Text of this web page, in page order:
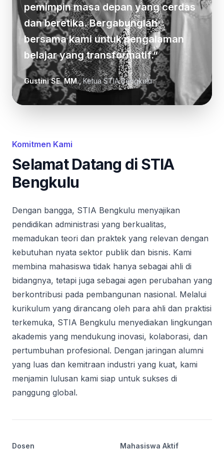
pemimpin masa depan yang cerdas
dan beretika. Bergabunglah
bersama kami untuk pengalaman
belajar yang transformatif.”
Gustini SE. MM., Ketua STIA Bengkulu
Komitmen Kami
Selamat Datang di STIA
Bengkulu
Dengan bangga, STIA Bengkulu menyajikan
pendidikan administrasi yang berkualitas,
memadukan teori dan praktek yang relevan dengan
kebutuhan nyata sektor publik dan bisnis. Kami
membina mahasiswa tidak hanya sebagai ahli di
bidangnya, tetapi juga sebagai agen perubahan yang
berkontribusi pada pembangunan nasional. Melalui
kurikulum yang dirancang oleh para ahli dan praktisi
terkemuka, STIA Bengkulu menyediakan lingkungan
akademis yang mendukung inovasi, kolaborasi, dan
pertumbuhan profesional. Dengan jaringan alumni
yang luas dan kemitraan industri yang kuat, kami
menjamin lulusan kami siap untuk sukses di
panggung global.
Dosen Mahasiswa Aktif